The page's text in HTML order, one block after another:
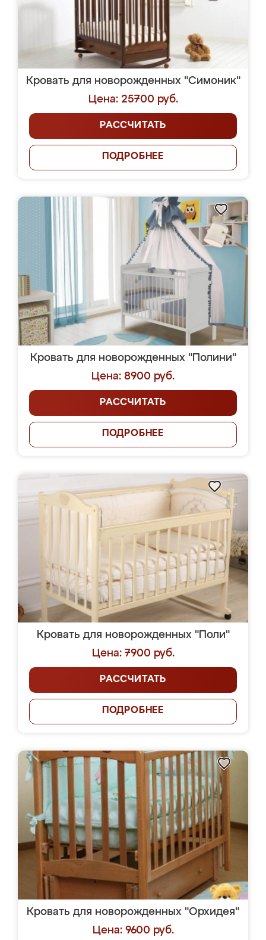
Кровать для новорожденных "Симоник"
Цена: 25700 руб.
РАССЧИТАТЬ
ПОДРОБНЕЕ
Кровать для новорожденных "Полини"
Цена: 8900 руб.
РАССЧИТАТЬ
ПОДРОБНЕЕ
Кровать для новорожденных "Поли"
Цена: 7900 руб.
РАССЧИТАТЬ
ПОДРОБНЕЕ
Кровать для новорожденных "Орхидея"
Цена: 9600 руб.